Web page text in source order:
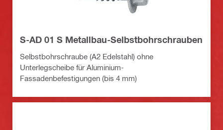
S-AD 01 S Metallbau-Selbstbohrschrauben
Selbstbohrschraube (A2 Edelstahl) ohne
Unterlegscheibe für Aluminium-
Fassadenbefestigungen (bis 4 mm)